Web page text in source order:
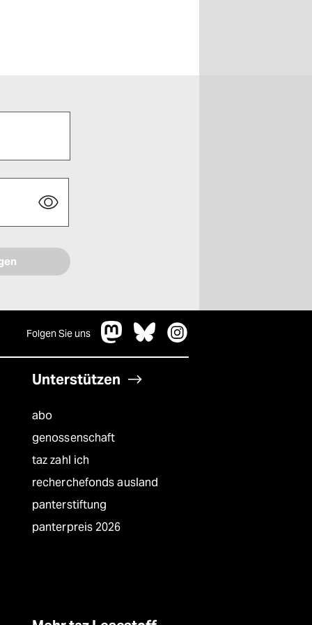
Folgen Sie uns
Unterstützen
abo
genossenschaft
taz zahl ich
recherchefonds ausland
panterstiftung
panterpreis 2026